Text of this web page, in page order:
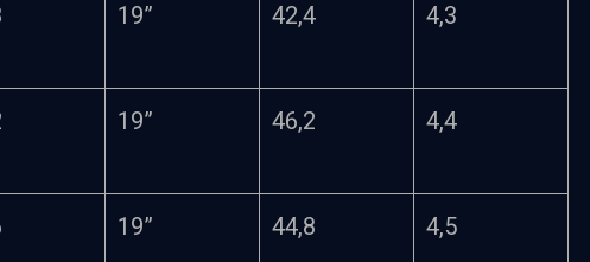
19” 42,4 4,3
19” 46,2 4,4
19” 44,8 4,5